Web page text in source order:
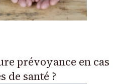
prévoyance en cas
de santé ?